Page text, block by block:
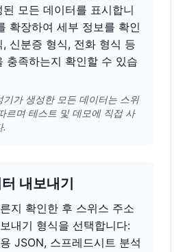
모든 데이터를 표시합니
확장하여 세부 정보를 확인
신분증 형식, 전화 형식 등
충족하는지 확인할 수 있습
기가 생성한 모든 데이터는 스위
르며 테스트 및 데모에 직접 사
.
내보내기
지 확인한 후 스위스 주소
내기 형식을 선택합니다:
JSON, 스프레드시트 분석